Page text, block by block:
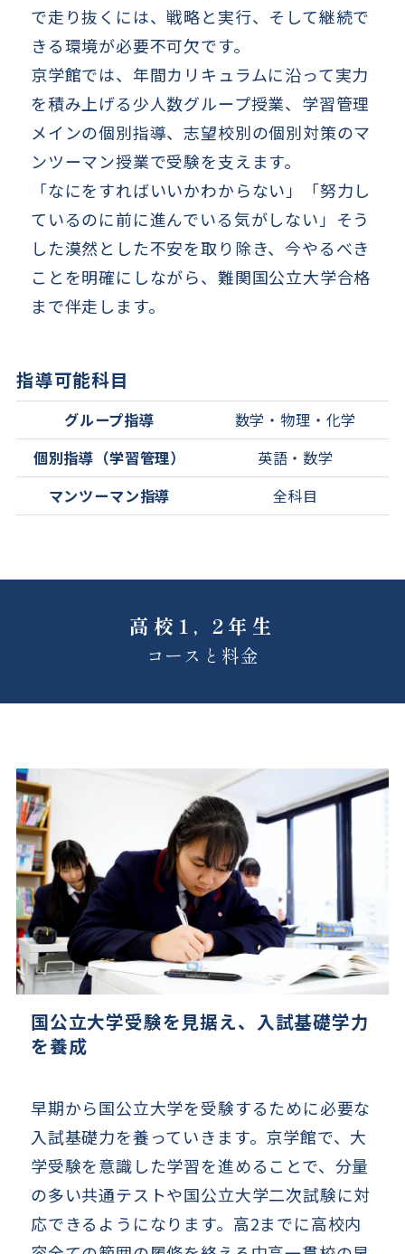
で走り抜くには、戦略と実行、そして継続で
きる環境が必要不可欠です。
京学館では、年間カリキュラムに沿って実力
を積み上げる少人数グループ授業、学習管理
メインの個別指導、志望校別の個別対策のマ
ンツーマン授業で受験を支えます。
「なにをすればいいかわからない」「努力し
ているのに前に進んでいる気がしない」そう
した漠然とした不安を取り除き、今やるべき
ことを明確にしながら、難関国公立大学合格
まで伴走します。
指導可能科目
グループ指導
数学・物理・化学
個別指導（学習管理）
英語・数学
マンツーマン指導
全科目
高校1, 2年生
コースと料金
国公立大学受験を見据え、 入試基礎学力
を養成
早期から国公立大学を受験するために必要な
入試基礎力を養っていきます。京学館で、大
学受験を意識した学習を進めることで、分量
の多い共通テストや国公立大学二次試験に対
応できるようになります。高2までに高校内